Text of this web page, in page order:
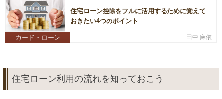
住宅ローン控除をフルに活用するために覚えて
おきたい4つのポイント
カード・ローン 田中 麻依
住宅ローン利用の流れを知っておこう